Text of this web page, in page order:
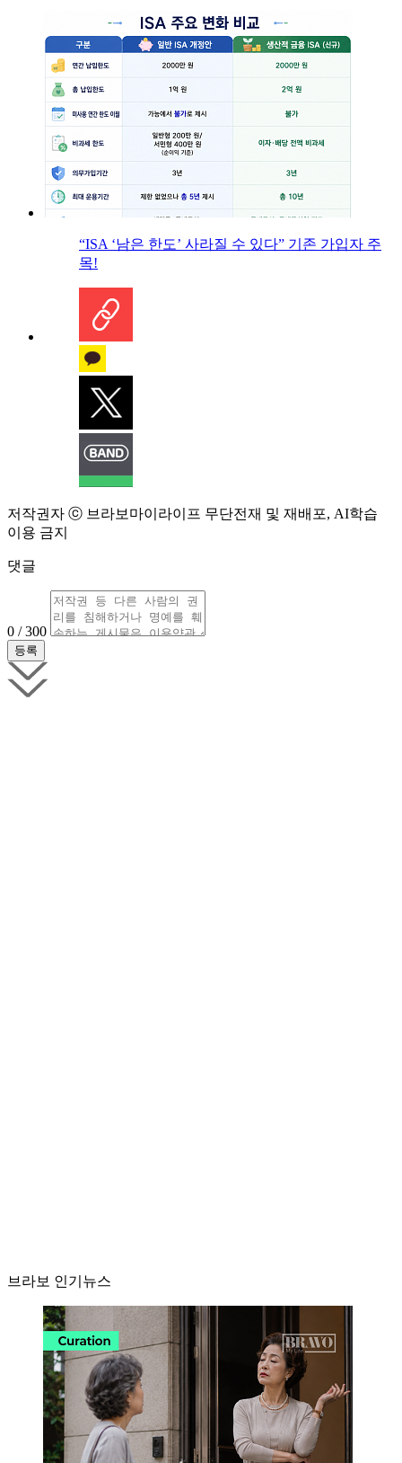
“ISA ‘남은 한도’ 사라질 수 있다” 기존 가입자 주
목!
저작권자 ⓒ 브라보마이라이프 무단전재 및 재배포, AI학습
이용 금지
댓글
0 / 300
브라보 인기뉴스